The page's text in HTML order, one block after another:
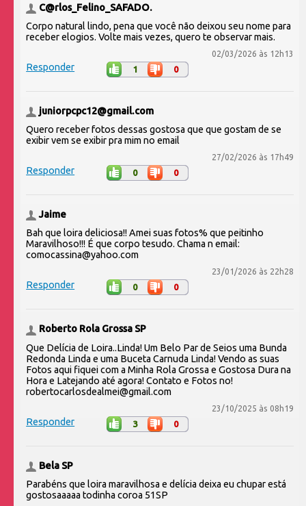
C@rlos_Felino_SAFADO.
Corpo natural lindo, pena que você não deixou seu nome para
receber elogios. Volte mais vezes, quero te observar mais.
02/03/2026 às 12h13
Responder 1 0
juniorpcpc12@gmail.com
Quero receber fotos dessas gostosa que que gostam de se
exibir vem se exibir pra mim no email
27/02/2026 às 17h49
Responder 0 0
Jaime
Bah que loira deliciosa!! Amei suas fotos% que peitinho
Maravilhoso!!! É que corpo tesudo. Chama n email:
comocassina@yahoo.com
23/01/2026 às 22h28
Responder 0 0
Roberto Rola Grossa SP
Que Delícia de Loira..Linda! Um Belo Par de Seios uma Bunda
Redonda Linda e uma Buceta Carnuda Linda! Vendo as suas
Fotos aqui fiquei com a Minha Rola Grossa e Gostosa Dura na
Hora e Latejando até agora! Contato e Fotos no!
robertocarlosdealmei@gmail.com
23/10/2025 às 08h19
Responder 3 0
Bela SP
Parabéns que loira maravilhosa e delícia deixa eu chupar está
gostosaaaaa todinha coroa 51SP